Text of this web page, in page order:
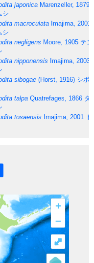
japonica Marenzeller, 1879
シ
macroculata Imajima, 2001
シ
negligens Moore, 1905 テ
nipponensis Imajima, 2003
sibogae (Horst, 1916) シボ
talpa Quatrefages, 1866 タ
tosaensis Imajima, 2001
+
–
⤢